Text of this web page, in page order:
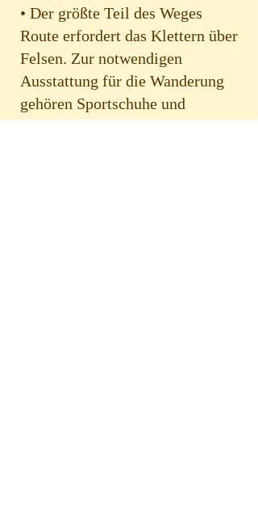
• Der größte Teil des Weges
Route erfordert das Klettern über
Felsen. Zur notwendigen
Ausstattung für die Wanderung
gehören Sportschuhe und